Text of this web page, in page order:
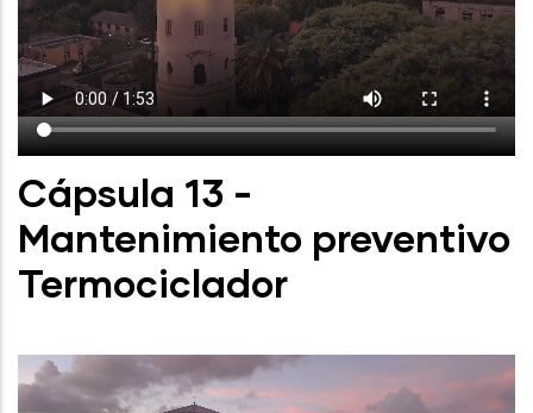
Cápsula 13 -
Mantenimiento preventivo
Termociclador